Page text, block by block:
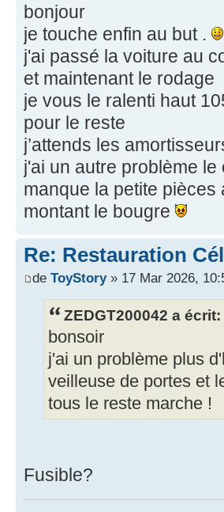
bonjour
je touche enfin au but .
j'ai passé la voiture au
et maintenant le rodage
je vous le ralenti haut
pour le reste
j’attends les
j'ai un autre problème
manque la petite
montant le bougre
Re: Restauration
de ToyStory» 17 Mar 2026,
ZEDGT200042 a écrit:
bonsoir
j'ai un problème plus
veilleuse de portes et
tous le reste marche !
Fusible?